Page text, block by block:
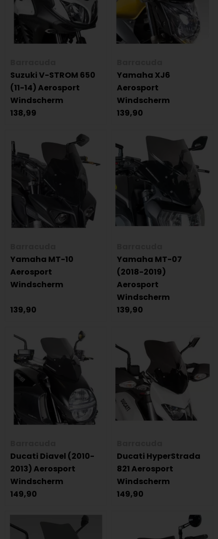
Suzuki V-STROM 650
(11-14) Aerosport
Windscherm
138,99
Yamaha XJ6
Aerosport
Windscherm
139,90
Yamaha MT-10
Aerosport
Windscherm
139,90
Yamaha MT-07
(2018-2019)
Aerosport
Windscherm
139,90
Ducati Diavel (2010-
2013) Aerosport
Windscherm
149,90
Ducati HyperStrada
821 Aerosport
Windscherm
149,90